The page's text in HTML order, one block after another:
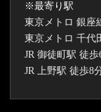
※最寄り駅
東京メトロ 銀座
東京メトロ 千代
JR 御徒町駅 徒歩
JR 上野駅 徒歩8